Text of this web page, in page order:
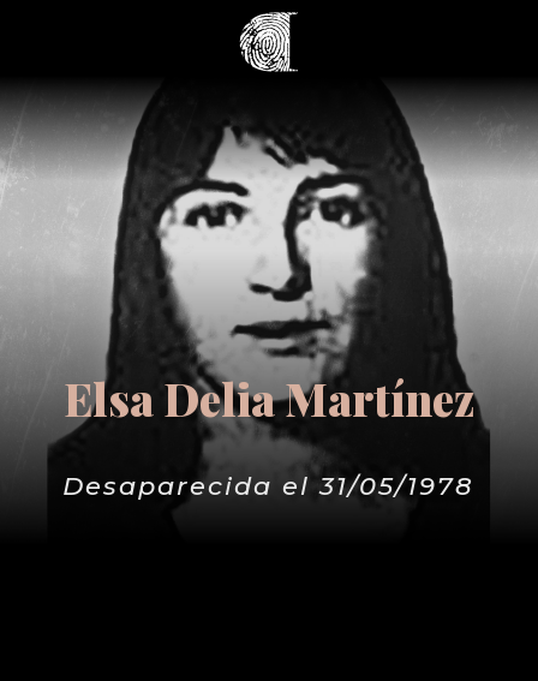
Elsa Delia Martínez
Desaparecida el 31/05/1978